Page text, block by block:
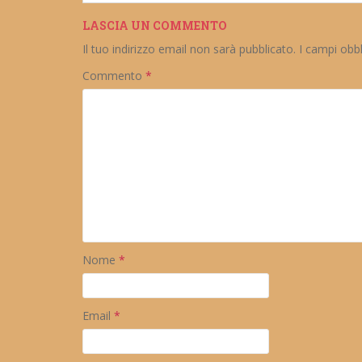
LASCIA UN COMMENTO
Il tuo indirizzo email non sarà pubblicato. I campi
Commento *
Nome *
Email *